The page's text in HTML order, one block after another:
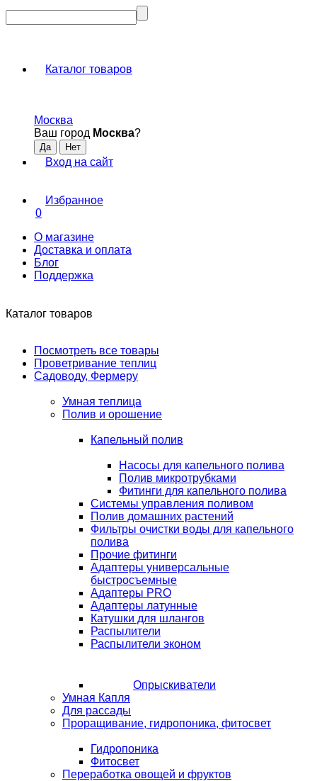
Каталог товаров
Москва
Ваш город Москва?
Вход на сайт
Избранное
0
О магазине
Доставка и оплата
Блог
Поддержка
Каталог товаров
Посмотреть все товары
Проветривание теплиц
Садоводу, Фермеру
Умная теплица
Полив и орошение
Капельный полив
Насосы для капельного полива
Полив микротрубками
Фитинги для капельного полива
Системы управления поливом
Полив домашних растений
Фильтры очистки воды для капельного
полива
Прочие фитинги
Адаптеры универсальные
быстросъемные
Адаптеры PRO
Адаптеры латунные
Катушки для шлангов
Распылители
Распылители эконом
Опрыскиватели
Умная Капля
Для рассады
Проращивание, гидропоника, фитосвет
Гидропоника
Фитосвет
Переработка овощей и фруктов